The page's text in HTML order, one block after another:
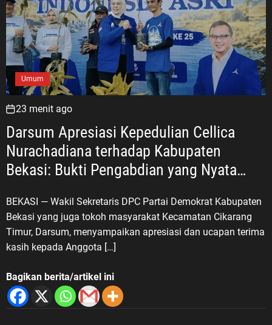
Umum
23 menit ago
Darsum Apresiasi Kepedulian Cellica
Nurachadiana terhadap Kabupaten
Bekasi: Bukti Pengabdian yang Nyata
BEKASI — Wakil Sekretaris DPC Partai Demokrat Kabupaten
Bekasi yang juga tokoh masyarakat Kecamatan Cikarang
Timur, Darsum, menyampaikan apresiasi dan ucapan terima
kasih kepada Anggota […]
Bagikan berita/artikel ini